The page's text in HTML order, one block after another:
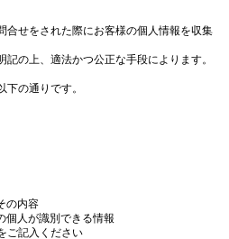
合せをされた際にお客様の個人情報を収集
の上、適法かつ公正な手段によります。
の通りです。
の内容
個人が識別できる情報
ご記入ください